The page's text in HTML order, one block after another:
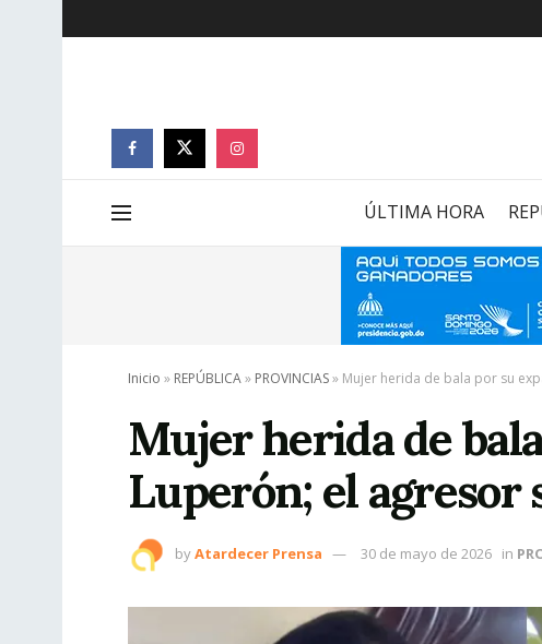
ÚLTIMA HORA
Inicio » REPÚBLICA» PROVINCIAS» Mujer herida de bala por su
Mujer herida de
Luperón; el agresor
byAtardecer Prensa 30 de mayo de 2026 in